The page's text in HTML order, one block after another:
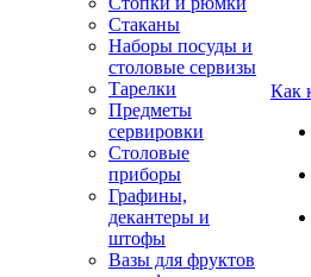
Стаканы
Наборы посуды и
столовые сервизы
Тарелки
Предметы
сервировки
Столовые
приборы
Графины,
декантеры и
штофы
Вазы для фруктов
Как